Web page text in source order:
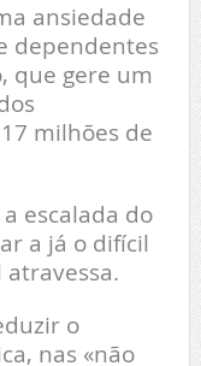
ansiedade
dependentes
que gere um
milhões de
escalada do
a já o difícil
o
nas «não